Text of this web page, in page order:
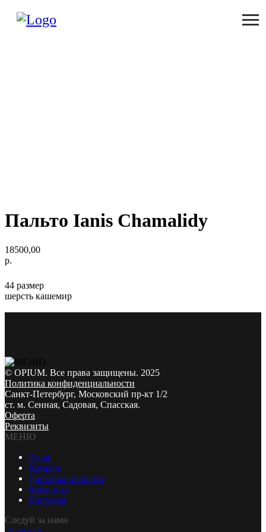
Пальто Ianis Chamalidy
18500,00
р.
44 размер
шерсть кашемир
© OPIUM. Все права защищены. 2025
Политика конфиденциальности
Санкт-Петербург, Московский пр-кт 1/2
ст. м. Сенная, Садовая, Спасская.
Оферта
Реквизиты
МЕНЮ
О нас
Каталог
Доставка и оплата
Контакты
Доставка
Следуй за нами